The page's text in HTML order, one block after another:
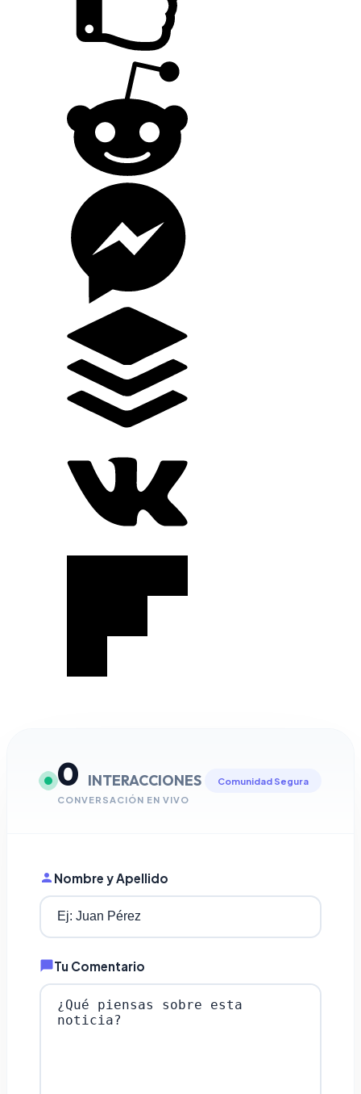
0 INTERACCIONES
CONVERSACIÓN EN VIVO
Comunidad Segura
Nombre y Apellido
Tu Comentario